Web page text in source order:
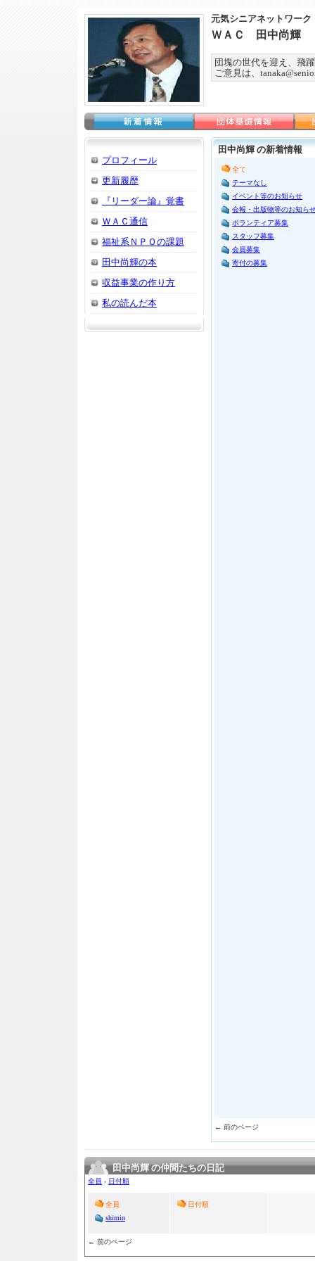
元気シニアネットワーク
ＷＡＣ 田中尚輝
団塊の世代を迎え、飛
ご意見は、
プロフィール
更新履歴
『リーダー論』覚書
ＷＡＣ通信
福祉系ＮＰＯの課題
田中尚輝の本
収益事業の作り方
私の読んだ本
田中尚輝 の新着情報
全て
テーマなし
イベント等のお知らせ
会報・出版物等のお知ら
ボランティア募集
スタッフ募集
会員募集
寄付の募集
← 前のページ
田中尚輝 の仲間たちの日記
全員 › 日付順
全員
shimin
日付順
← 前のページ